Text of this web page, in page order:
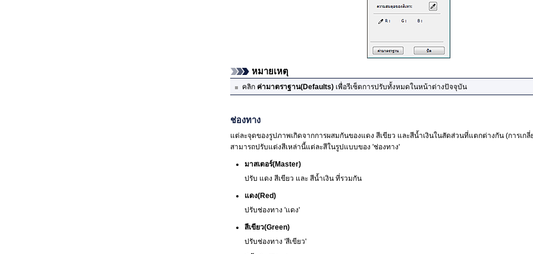
หมายเหตุ
คลิก ค่ามาตราฐาน(Defaults) เพื่อรีเซ็ตการปรับทั้งหมดในหน้าต่างปัจจุบัน
ช่องทาง
แต่ละจุดของรูปภาพเกิดจากการผสมกันของแดง สีเขียว และสีน้ำเงินในสัดส่วนที่แตกต่างกัน (การเกลี่
สามารถปรับแต่งสีเหล่านี้แต่ละสีในรูปแบบของ 'ช่องทาง'
มาสเตอร์(Master)
ปรับ แดง สีเขียว และ สีน้ำเงิน ที่รวมกัน
แดง(Red)
ปรับช่องทาง 'แดง'
สีเขียว(Green)
ปรับช่องทาง 'สีเขียว'